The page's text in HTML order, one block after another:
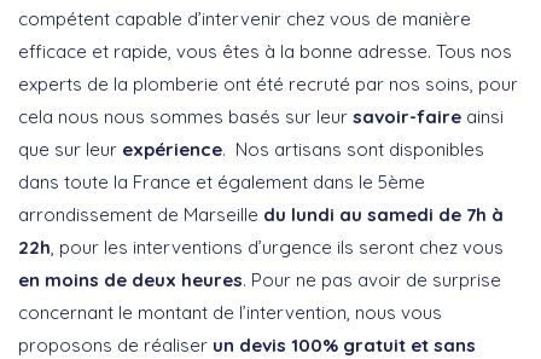
compétent capable d’intervenir chez vous de manière
efficace et rapide, vous êtes à la bonne adresse. Tous nos
experts de la plomberie ont été recruté par nos soins, pour
cela nous nous sommes basés sur leur savoir-faire ainsi
que sur leur expérience. Nos artisans sont disponibles
dans toute la France et également dans le 5ème
arrondissement de Marseille du lundi au samedi de 7h à
22h, pour les interventions d’urgence ils seront chez vous
en moins de deux heures. Pour ne pas avoir de surprise
concernant le montant de l’intervention, nous vous
proposons de réaliser un devis 100% gratuit et sans